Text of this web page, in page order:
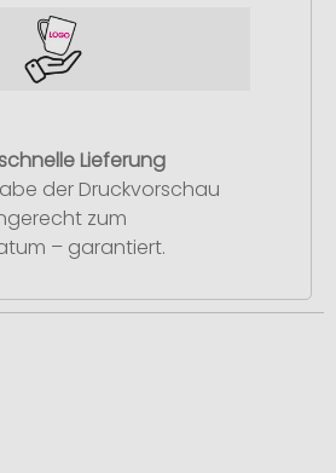
Lieferung
der Druckvorschau
zum
– garantiert.